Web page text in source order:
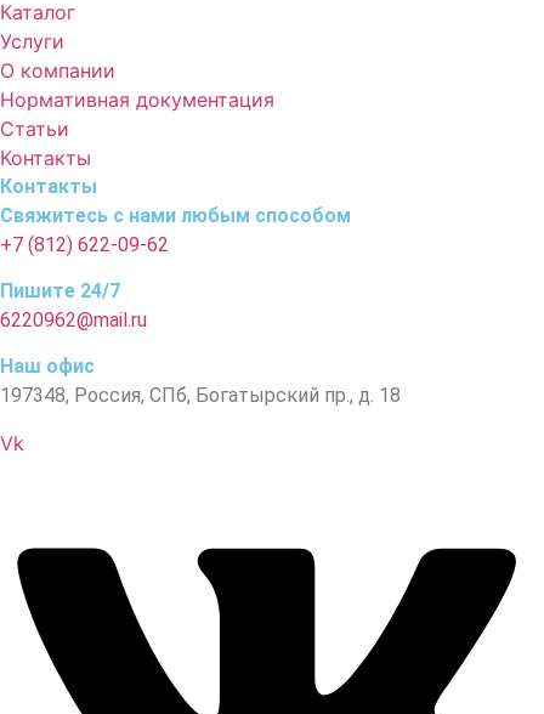
Каталог
Услуги
О компании
Нормативная документация
Статьи
Контакты
Контакты
Свяжитесь с нами любым способом
+7 (812) 622-09-62
Пишите 24/7
6220962@mail.ru
Наш офис
197348, Россия, СПб, Богатырский пр., д. 18
Vk